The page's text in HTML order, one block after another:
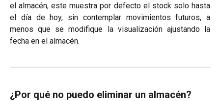
el almacén, este muestra por defecto el stock solo hasta
el día de hoy, sin contemplar movimientos futuros, a
menos que se modifique la visualización ajustando la
fecha en el almacén.
¿Por qué no puedo eliminar un almacén?